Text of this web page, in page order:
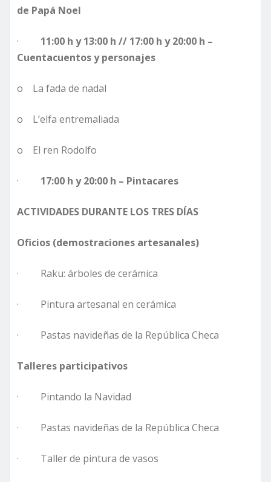
de Papá Noel
· 11:00 h y 13:00 h // 17:00 h y 20:00 h –
Cuentacuentos y personajes
o La fada de nadal
o L’elfa entremaliada
o El ren Rodolfo
· 17:00 h y 20:00 h – Pintacares
ACTIVIDADES DURANTE LOS TRES DÍAS
Oficios (demostraciones artesanales)
· Raku: árboles de cerámica
· Pintura artesanal en cerámica
· Pastas navideñas de la República Checa
Talleres participativos
· Pintando la Navidad
· Pastas navideñas de la República Checa
· Taller de pintura de vasos